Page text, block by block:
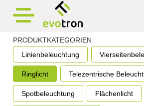
PRODUKTKATEGORIEN
Linienbeleuchtung
Ringlicht Telezentrische
Spotbeleuchtung Flächenlicht
evotronControl
Digital LED-Controller
Robot Image Capture Tool
evotronacademy
Schulung & Weiterbildung
Beratung & Support
Ansprechpartner
Impressum
Datenschutz